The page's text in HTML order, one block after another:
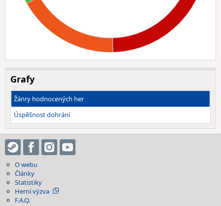
Grafy
Žánry hodnocených her
Úspěšnost dohrání
O webu
Články
Statistiky
Herní výzva
F.A.Q.